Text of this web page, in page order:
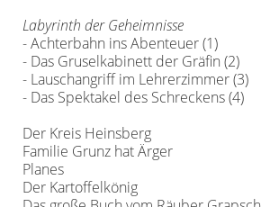
Labyrinth der Geheimnisse
- Achterbahn ins Abenteuer (1)
- Das Gruselkabinett der Gräfin (2)
- Lauschangriff im Lehrerzimmer (3)
- Das Spektakel des Schreckens (4)
Der Kreis Heinsberg
Familie Grunz hat Ärger
Planes
Der Kartoffelkönig